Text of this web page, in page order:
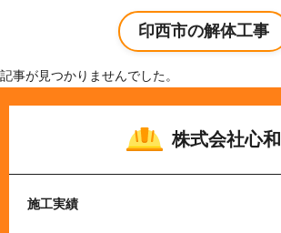
印西市の解体工事
記事が見つかりませんでした。
株式会社心和
施工実績